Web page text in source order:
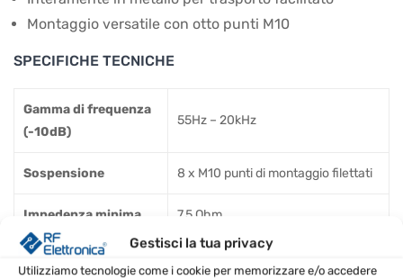
Gestisci la tua privacy
Utilizziamo tecnologie come i cookie per memorizzare e/o accedere
Montaggio versatile con otto punti M10
SPECIFICHE TECNICHE
Gamma di frequenza
(-10dB)
55Hz – 20kHz
Sospensione 8 x M10 punti di montaggio filettati
Impedenza minima 7,5 Ohm
Impedenza nominale